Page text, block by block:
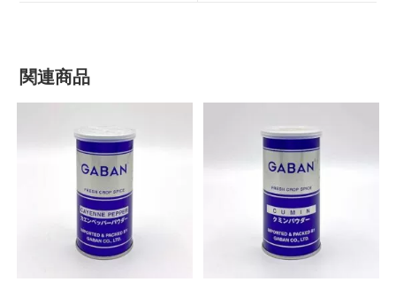
関連商品